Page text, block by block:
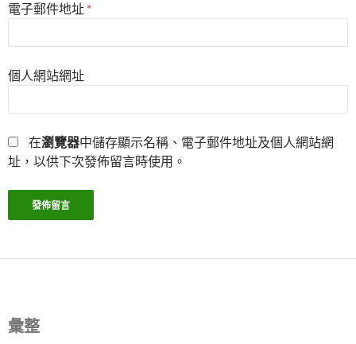
電子郵件地址 *
個人網站網址
在瀏覽器中儲存顯示名稱、電子郵件地址及個人網站網
址，以供下次發佈留言時使用。
彙整